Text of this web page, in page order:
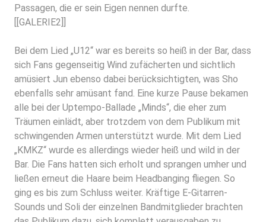
Passagen, die er sein Eigen nennen durfte.
[[GALERIE2]]
Bei dem Lied „U12“ war es bereits so heiß in der Bar, dass
sich Fans gegenseitig Wind zufächerten und sichtlich
amüsiert Jun ebenso dabei berücksichtigten, was Sho
ebenfalls sehr amüsant fand. Eine kurze Pause bekamen
alle bei der Uptempo-Ballade „Minds“, die eher zum
Träumen einlädt, aber trotzdem von dem Publikum mit
schwingenden Armen unterstützt wurde. Mit dem Lied
„KMKZ“ wurde es allerdings wieder heiß und wild in der
Bar. Die Fans hatten sich erholt und sprangen umher und
ließen erneut die Haare beim Headbanging fliegen. So
ging es bis zum Schluss weiter. Kräftige E-Gitarren-
Sounds und Soli der einzelnen Bandmitglieder brachten